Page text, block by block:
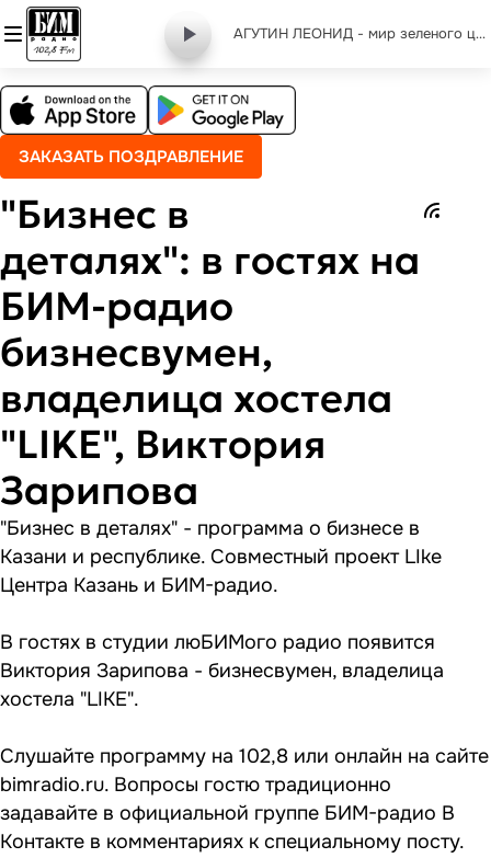
АГУТИН ЛЕОНИД - мир зеленого цвета
ЗАКАЗАТЬ ПОЗДРАВЛЕНИЕ
"Бизнес в
деталях": в гостях на
БИМ-радио
бизнесвумен,
владелица хостела
"LIKE", Виктория
Зарипова
"Бизнес в деталях" - программа о бизнесе в
Казани и республике. Совместный проект LIke
Центра Казань и БИМ-радио.
В гостях в студии люБИМого радио появится
Виктория Зарипова - бизнесвумен, владелица
хостела "LIKE".
Слушайте программу на 102,8 или онлайн на сайте
bimradio.ru. Вопросы гостю традиционно
задавайте в официальной группе БИМ-радио В
Контакте в комментариях к специальному посту.